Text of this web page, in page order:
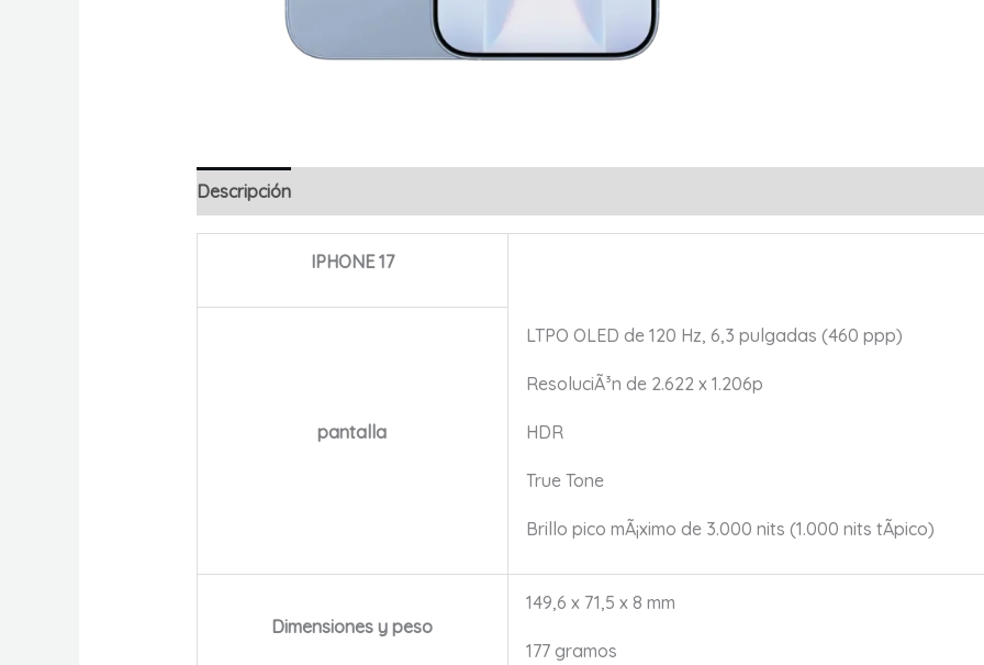
Descripción
IPHONE 17
pantalla
LTPO OLED de 120 Hz, 6,3 pulgadas (460 ppp)
ResoluciÃ³n de 2.622 x 1.206p
HDR
True Tone
Brillo pico mÃ¡ximo de 3.000 nits (1.000 nits tÃ­pico)
Dimensiones y peso
149,6 x 71,5 x 8 mm
177 gramos